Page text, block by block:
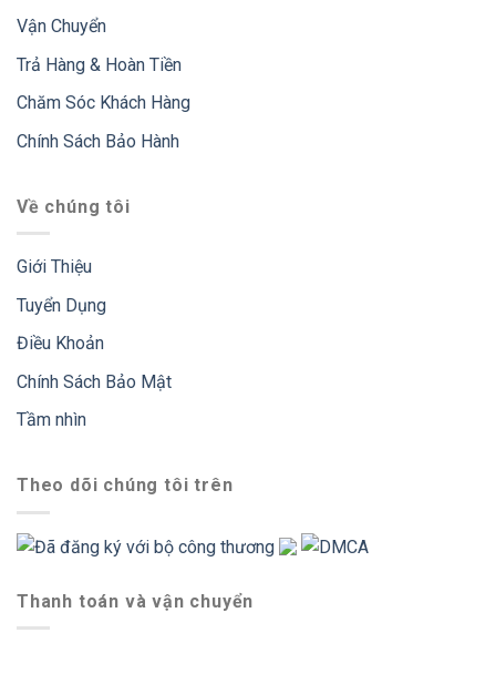
Vận Chuyển
Trả Hàng & Hoàn Tiền
Chăm Sóc Khách Hàng
Chính Sách Bảo Hành
Về chúng tôi
Giới Thiệu
Tuyển Dụng
Điều Khoản
Chính Sách Bảo Mật
Tầm nhìn
Theo dõi chúng tôi trên
Thanh toán và vận chuyển